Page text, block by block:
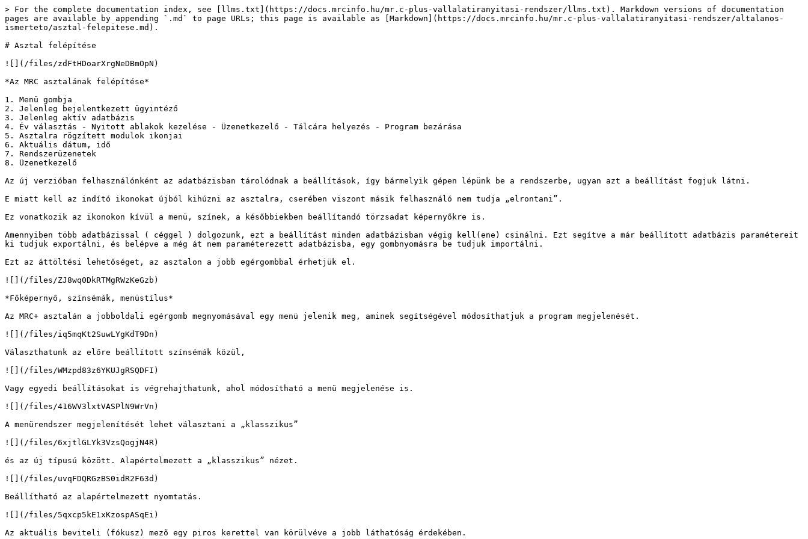
> For the complete documentation index, see [llms.txt](https://docs.mrcinfo.hu/mr.c-plus-vallalatiranyitasi-rendszer/llms.txt). Markdown versions of documentation
pages are available by appending `.md` to page URLs; this page is available as [Markdown](https://docs.mrcinfo.hu/mr.c-plus-vallalatiranyitasi-rendszer/altalanos-
ismerteto/asztal-felepitese.md).
# Asztal felépítése
![](/files/zdFtHDoarXrgNeDBmOpN)
*Az MRC asztalának felépítése*
1. Menü gombja
2. Jelenleg bejelentkezett ügyintéző
3. Jelenleg aktív adatbázis
4. Év választás - Nyitott ablakok kezelése - Üzenetkezelő - Tálcára helyezés - Program bezárása
5. Asztalra rögzített modulok ikonjai
6. Aktuális dátum, idő
7. Rendszerüzenetek
8. Üzenetkezelő
Az új verzióban felhasználónként az adatbázisban tárolódnak a beállítások, így bármelyik gépen lépünk be a rendszerbe, ugyan azt a beállítást fogjuk látni.
E miatt kell az indító ikonokat újból kihúzni az asztalra, cserében viszont másik felhasználó nem tudja „elrontani”.
Ez vonatkozik az ikonokon kívül a menü, színek, a későbbiekben beállítandó törzsadat képernyőkre is.
Amennyiben több adatbázissal ( céggel ) dolgozunk, ezt a beállítást minden adatbázisban végig kell(ene) csinálni. Ezt segítve a már beállított adatbázis paramétereit
ki tudjuk exportálni, és belépve a még át nem paraméterezett adatbázisba, egy gombnyomásra be tudjuk importálni.
Ezt az áttöltési lehetőséget, az asztalon a jobb egérgombbal érhetjük el.
![](/files/ZJ8wq0DkRTMgRWzKeGzb)
*Főképernyő, színsémák, menüstílus*
Az MRC+ asztalán a jobboldali egérgomb megnyomásával egy menü jelenik meg, aminek segítségével módosíthatjuk a program megjelenését.
![](/files/iq5mqKt2SuwLYgKdT9Dn)
Választhatunk az előre beállított színsémák közül,
![](/files/WMzpd83z6YKUJgRSQDFI)
Vagy egyedi beállításokat is végrehajthatunk, ahol módosítható a menü megjelenése is.
![](/files/416WV3lxtVASPlN9WrVn)
A menürendszer megjelenítését lehet választani a „klasszikus”
![](/files/6xjtlGLYk3VzsQogjN4R)
és az új típusú között. Alapértelmezett a „klasszikus” nézet.
![](/files/uvqFDQRGzBS0idR2F63d)
Beállítható az alapértelmezett nyomtatás.
![](/files/5qxcp5kE1xKzospASqEi)
Az aktuális beviteli (fókusz) mező egy piros kerettel van körülvéve a jobb láthatóság érdekében.